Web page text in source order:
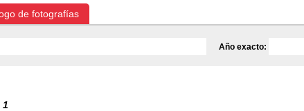
de fotografías
Año exacto:
1